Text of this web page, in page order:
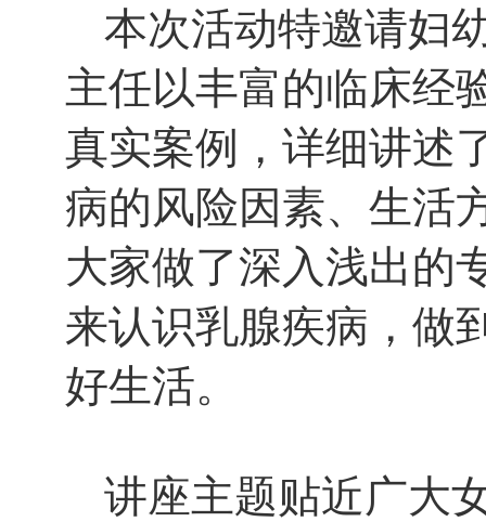
本次活动特邀请妇
主任以丰富的临床经
真实案例，详细讲述
病的风险因素、生活
大家做了深入浅出的
来认识乳腺疾病，做
好生活。
讲座主题贴近广大